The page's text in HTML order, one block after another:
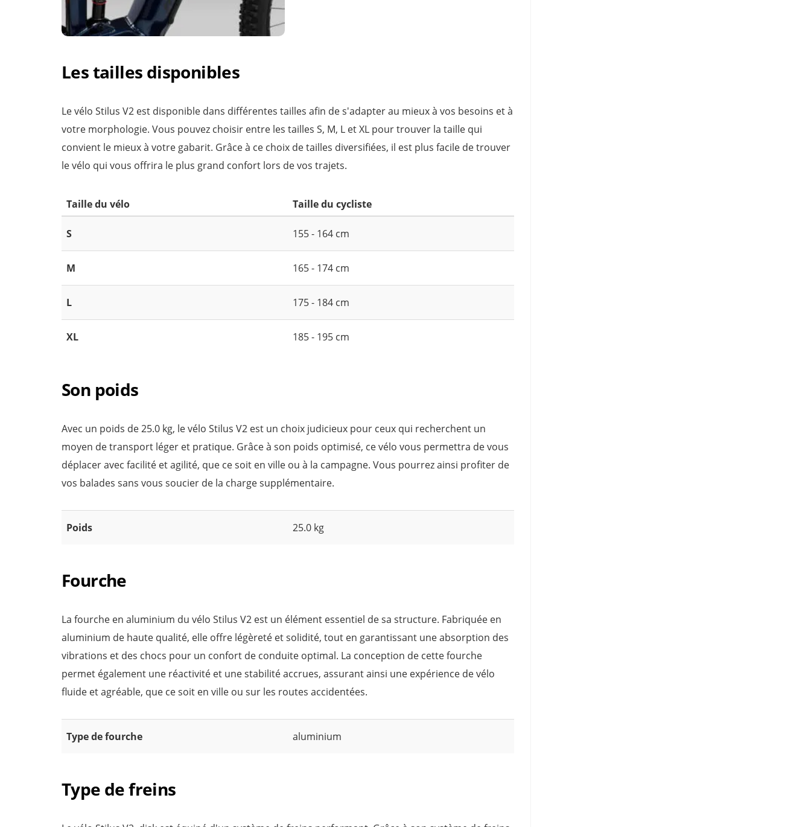
Les tailles disponibles
Le vélo Stilus V2 est disponible dans différentes tailles afin de s'adapter au mieux à vos besoins et à
votre morphologie. Vous pouvez choisir entre les tailles S, M, L et XL pour trouver la taille qui
convient le mieux à votre gabarit. Grâce à ce choix de tailles diversifiées, il est plus facile de trouver
le vélo qui vous offrira le plus grand confort lors de vos trajets.
Taille du vélo Taille du cycliste
S 155 - 164 cm
M 165 - 174 cm
L 175 - 184 cm
XL 185 - 195 cm
Son poids
Avec un poids de 25.0 kg, le vélo Stilus V2 est un choix judicieux pour ceux qui recherchent un
moyen de transport léger et pratique. Grâce à son poids optimisé, ce vélo vous permettra de vous
déplacer avec facilité et agilité, que ce soit en ville ou à la campagne. Vous pourrez ainsi profiter de
vos balades sans vous soucier de la charge supplémentaire.
Poids 25.0 kg
Fourche
La fourche en aluminium du vélo Stilus V2 est un élément essentiel de sa structure. Fabriquée en
aluminium de haute qualité, elle offre légèreté et solidité, tout en garantissant une absorption des
vibrations et des chocs pour un confort de conduite optimal. La conception de cette fourche
permet également une réactivité et une stabilité accrues, assurant ainsi une expérience de vélo
fluide et agréable, que ce soit en ville ou sur les routes accidentées.
Type de fourche aluminium
Type de freins